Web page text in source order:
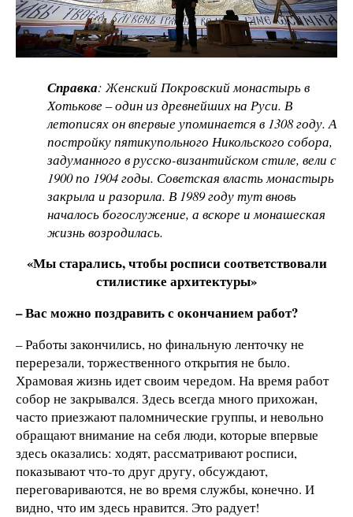
Справка: Женский Покровский монастырь в
Хотькове – один из древнейших на Руси. В
летописях он впервые упоминается в 1308 году. А
постройку пятикупольного Никольского собора,
задуманного в русско-византийском стиле, вели с
1900 по 1904 годы. Советская власть монастырь
закрыла и разорила. В 1989 году тут вновь
началось богослужение, а вскоре и монашеская
жизнь возродилась.
«Мы старались, чтобы росписи соответствовали
стилистике архитектуры»
– Вас можно поздравить с окончанием работ?
– Работы закончились, но финальную ленточку не
перерезали, торжественного открытия не было.
Храмовая жизнь идет своим чередом. На время работ
собор не закрывался. Здесь всегда много прихожан,
часто приезжают паломнические группы, и невольно
обращают внимание на себя люди, которые впервые
здесь оказались: ходят, рассматривают росписи,
показывают что-то друг другу, обсуждают,
переговариваются, не во время службы, конечно. И
видно, что им здесь нравится. Это радует!